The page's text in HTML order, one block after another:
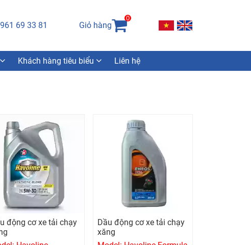
69 33 81 Giỏ hàng
0
Khách hàng tiêu biểu Liên hệ
động cơ xe tải chạy
Dầu động cơ xe tải chạy
xăng